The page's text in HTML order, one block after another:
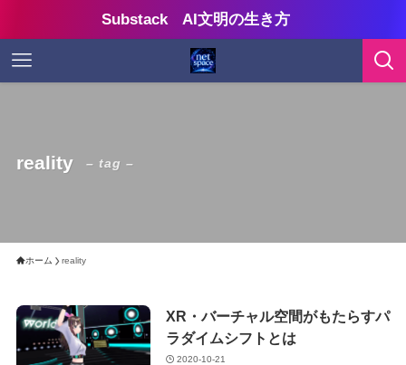
Substack AI文明の生き方
reality – tag –
ホーム reality
XR・バーチャル空間がもたらすパ
ラダイムシフトとは
2020-10-21